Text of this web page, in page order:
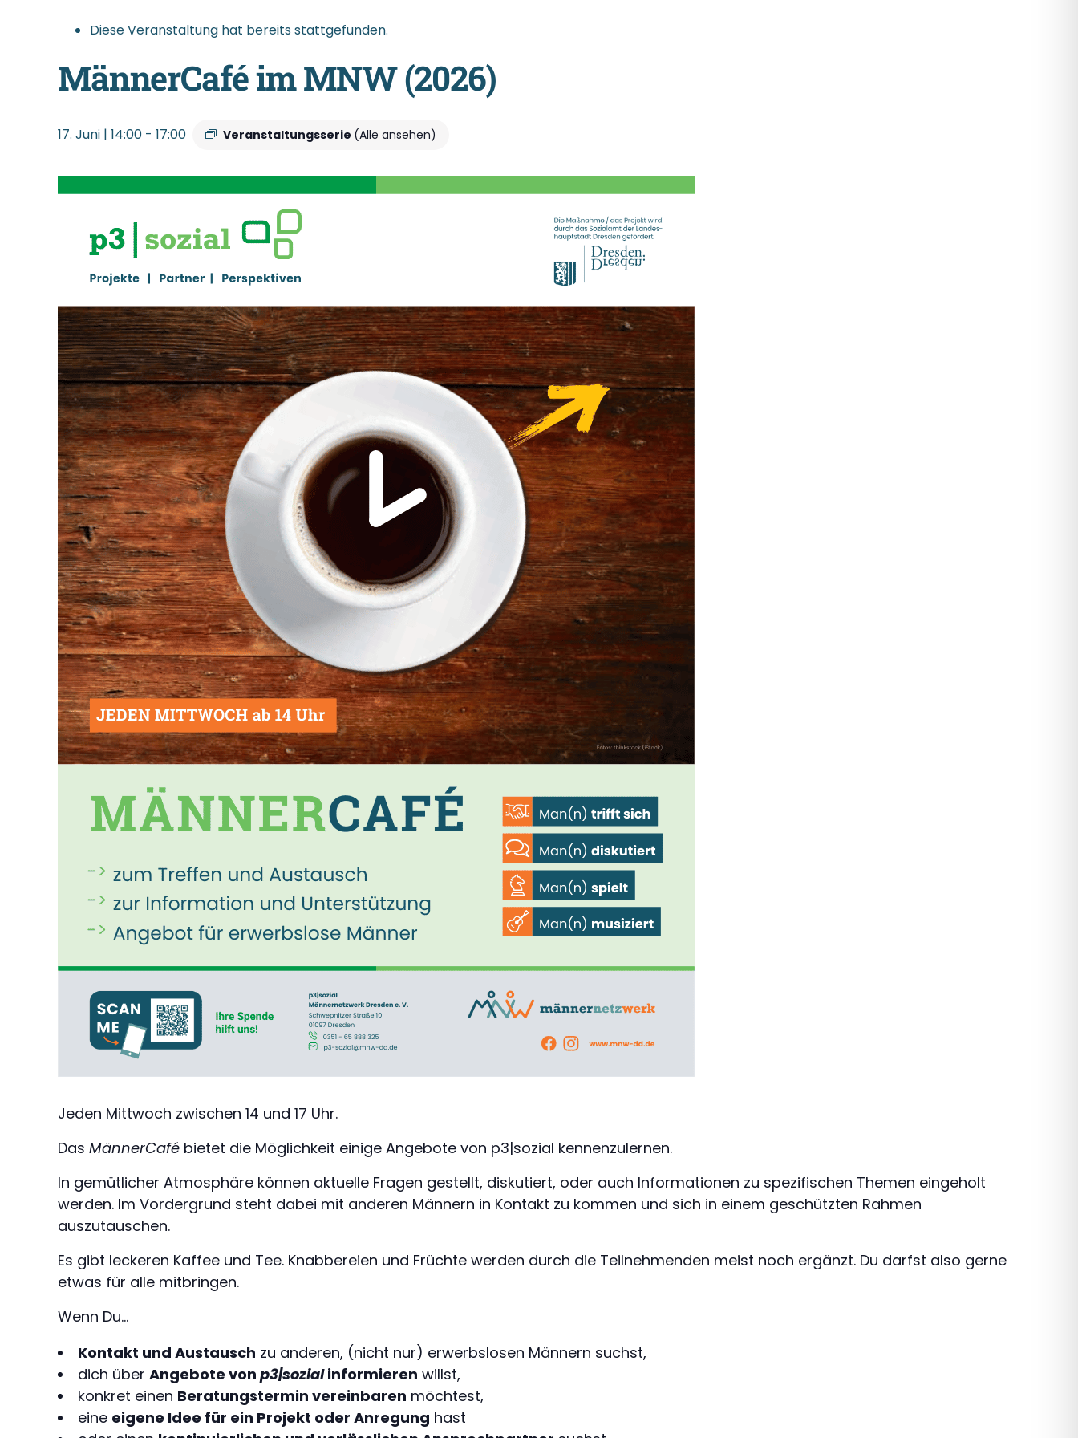
Diese Veranstaltung hat bereits stattgefunden.
MännerCafé im MNW (2026)
17. Juni | 14:00 - 17:00 Veranstaltungsserie (Alle ansehen)
Jeden Mittwoch zwischen 14 und 17 Uhr​.
Das MännerCafé bietet die Möglichkeit einige Angebote von p3|sozial kennenzulernen.
In gemütlicher Atmosphäre können aktuelle Fragen gestellt, diskutiert, oder auch Informationen zu spezifischen Themen eingeholt
werden. Im Vordergrund steht dabei mit anderen Männern in Kontakt zu kommen und sich in einem geschützten Rahmen
auszutauschen.
Es gibt leckeren Kaffee und Tee. Knabbereien und Früchte werden durch die Teilnehmenden meist noch ergänzt. Du darfst also gerne
etwas für alle mitbringen.
Wenn Du…
Kontakt und Austausch zu anderen, (nicht nur) erwerbslosen Männern suchst,
dich über Angebote von p3|sozialinformieren willst,
konkret einen Beratungstermin vereinbaren möchtest,
eine eigene Idee für ein Projekt oder Anregung hast